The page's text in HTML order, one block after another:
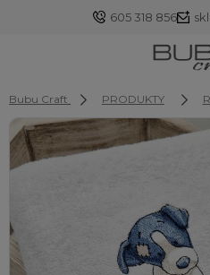
605 318 856
Bubu Craft PRODUKTY